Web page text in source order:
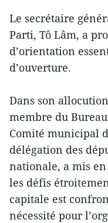
Le secrétaire
Parti, Tô Lâm, a
d’orientation
d’ouverture.
Dans son
membre du
Comité municipal
délégation des
nationale, a mis
les défis
capitale est
nécessité pour